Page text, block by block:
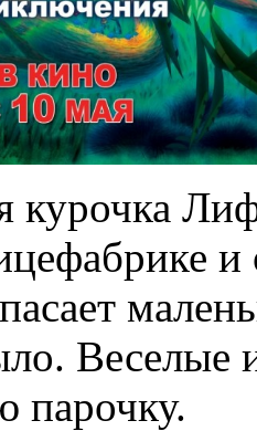
курочка
и
парочку.